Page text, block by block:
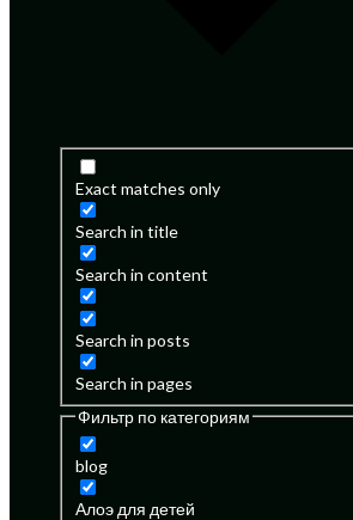
Exact matches only
Search in title
Search in content
Search in posts
Search in pages
Фильтр по категориям
blog
Алоэ для детей